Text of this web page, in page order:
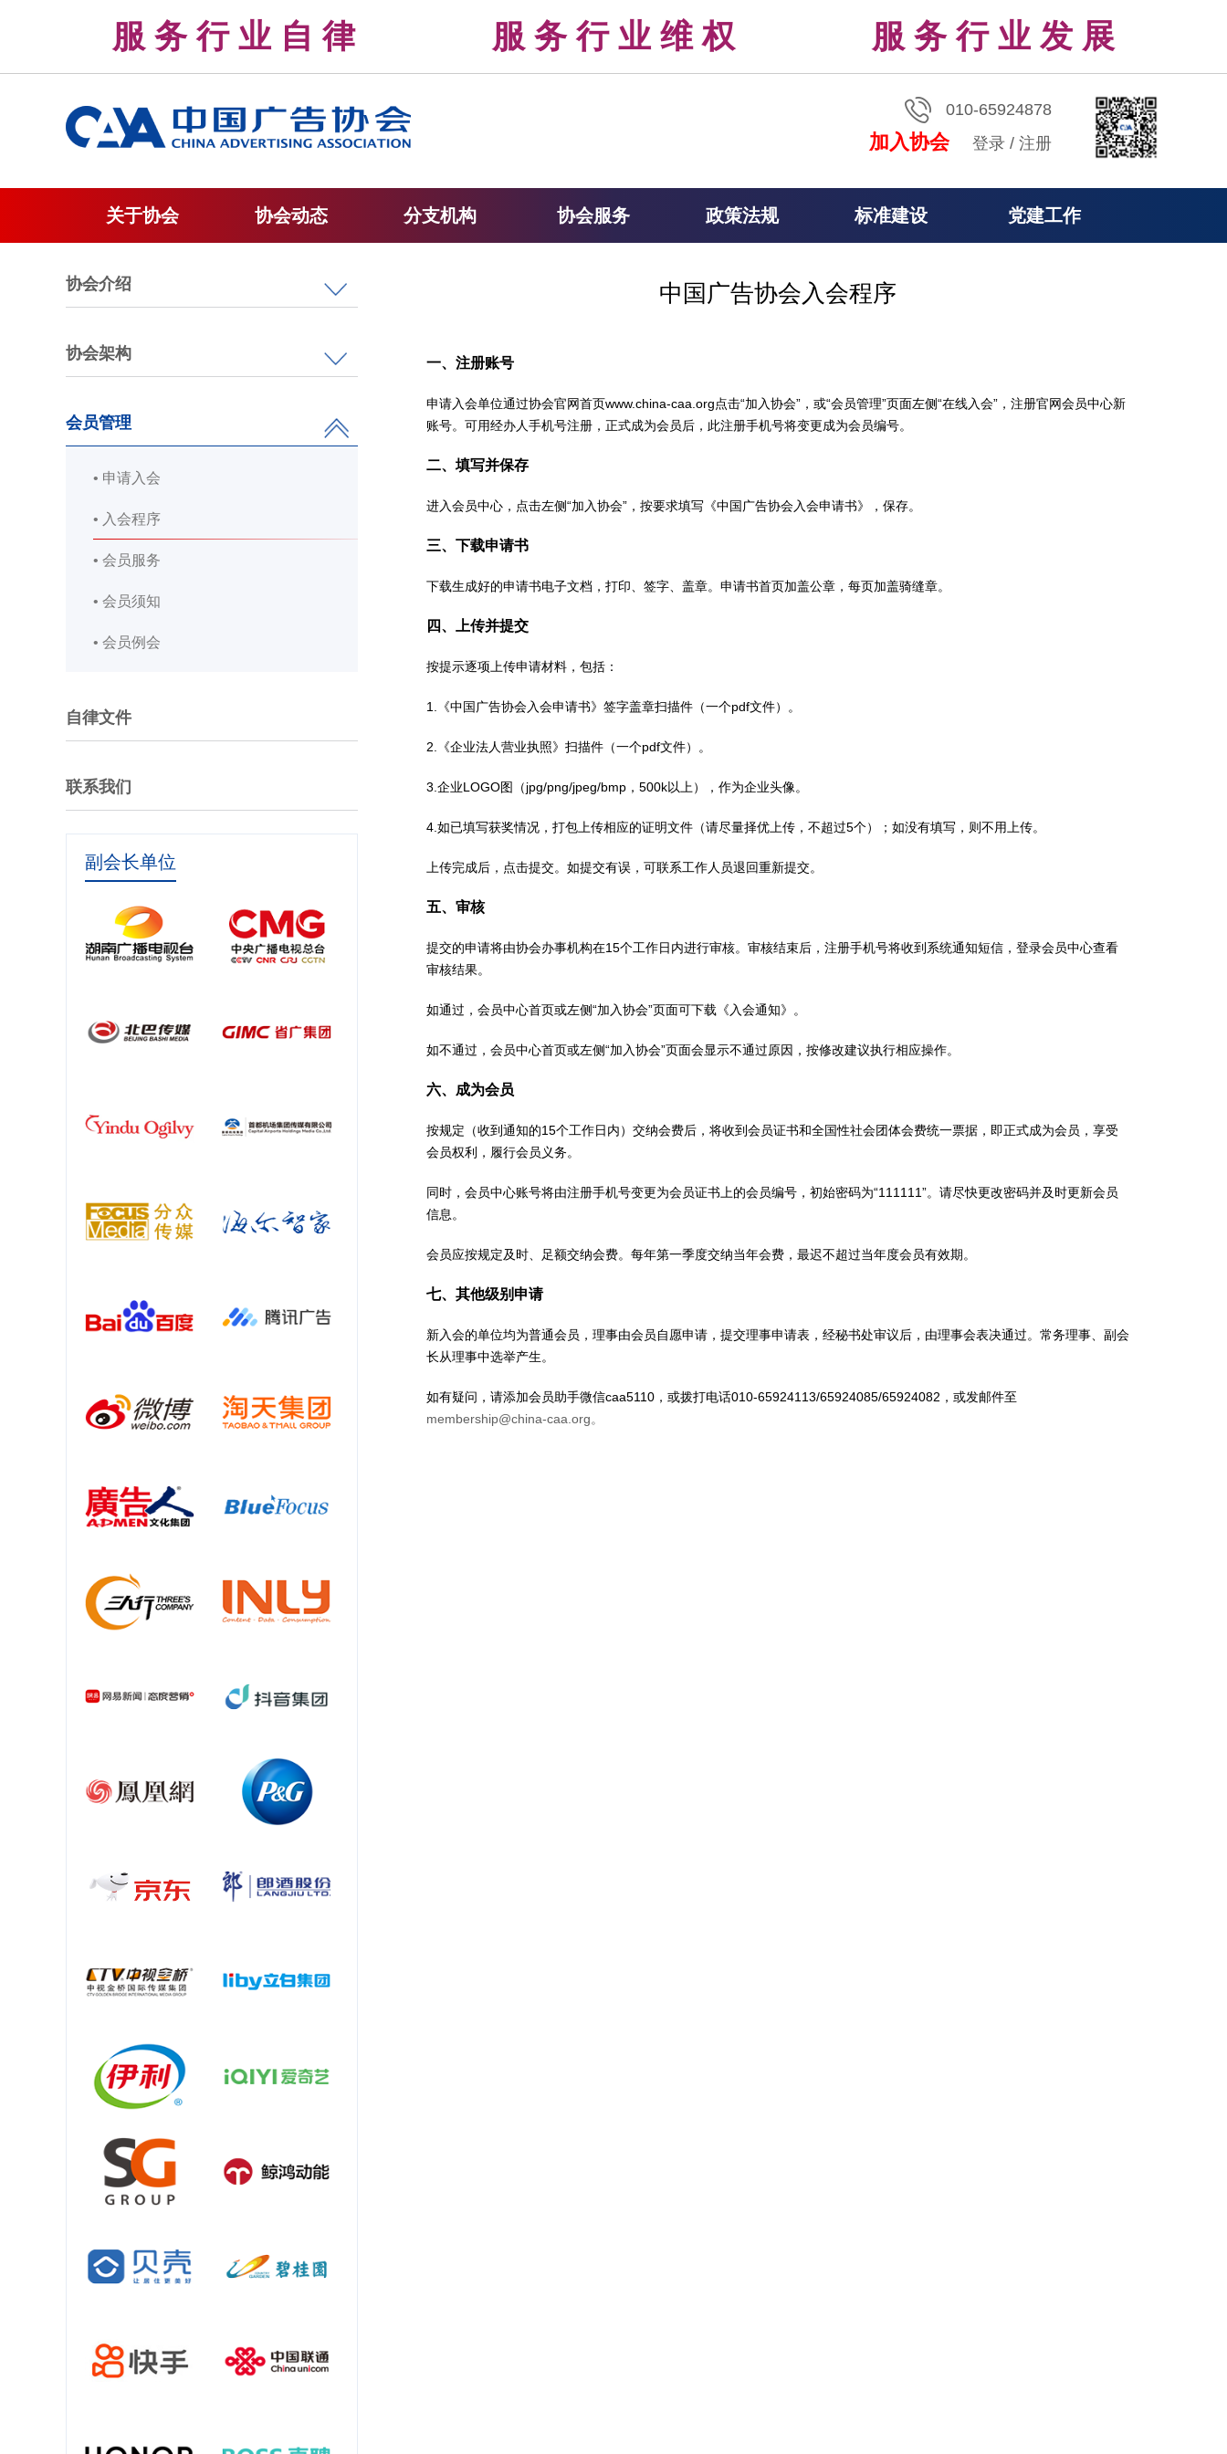
服 务 行 业 自 律 服 务 行 业 维 权 服 务 行 业 发 展
010-65924878
加入协会 登录 / 注册
关于协会 协会动态 分支机构 协会服务 政策法规 标准建设 党建工作
协会介绍
协会架构
会员管理
• 申请入会
• 入会程序
• 会员服务
• 会员须知
• 会员例会
自律文件
联系我们
副会长单位
中国广告协会入会程序
一、注册账号
申请入会单位通过协会官网首页www.china-caa.org点击“加入协会”，或“会员管理”页面左侧“在线入会”，注册官网会员中心新
账号。可用经办人手机号注册，正式成为会员后，此注册手机号将变更成为会员编号。
二、填写并保存
进入会员中心，点击左侧“加入协会”，按要求填写《中国广告协会入会申请书》，保存。
三、下载申请书
下载生成好的申请书电子文档，打印、签字、盖章。申请书首页加盖公章，每页加盖骑缝章。
四、上传并提交
按提示逐项上传申请材料，包括：
1.《中国广告协会入会申请书》签字盖章扫描件（一个pdf文件）。
2.《企业法人营业执照》扫描件（一个pdf文件）。
3.企业LOGO图（jpg/png/jpeg/bmp，500k以上），作为企业头像。
4.如已填写获奖情况，打包上传相应的证明文件（请尽量择优上传，不超过5个）；如没有填写，则不用上传。
上传完成后，点击提交。如提交有误，可联系工作人员退回重新提交。
五、审核
提交的申请将由协会办事机构在15个工作日内进行审核。审核结束后，注册手机号将收到系统通知短信，登录会员中心查看
审核结果。
如通过，会员中心首页或左侧“加入协会”页面可下载《入会通知》。
如不通过，会员中心首页或左侧“加入协会”页面会显示不通过原因，按修改建议执行相应操作。
六、成为会员
按规定（收到通知的15个工作日内）交纳会费后，将收到会员证书和全国性社会团体会费统一票据，即正式成为会员，享受
会员权利，履行会员义务。
同时，会员中心账号将由注册手机号变更为会员证书上的会员编号，初始密码为“111111”。请尽快更改密码并及时更新会员
信息。
会员应按规定及时、足额交纳会费。每年第一季度交纳当年会费，最迟不超过当年度会员有效期。
七、其他级别申请
新入会的单位均为普通会员，理事由会员自愿申请，提交理事申请表，经秘书处审议后，由理事会表决通过。常务理事、副会
长从理事中选举产生。
如有疑问，请添加会员助手微信caa5110，或拨打电话010-65924113/65924085/65924082，或发邮件至
membership@china-caa.org。